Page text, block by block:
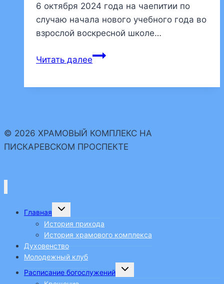
6 октября 2024 года на чаепитии по
случаю начала нового учебного года во
взрослой воскресной школе…
Читать далееПреподаватель
© 2026 ХРАМОВЫЙ КОМПЛЕКС НА
ПИСКАРЕВСКОМ ПРОСПЕКТЕ
Главная
Переключить
меню
История прихода
История храмового комплекса
Духовенство
Молодежный клуб
Расписание богослужений
Переключить